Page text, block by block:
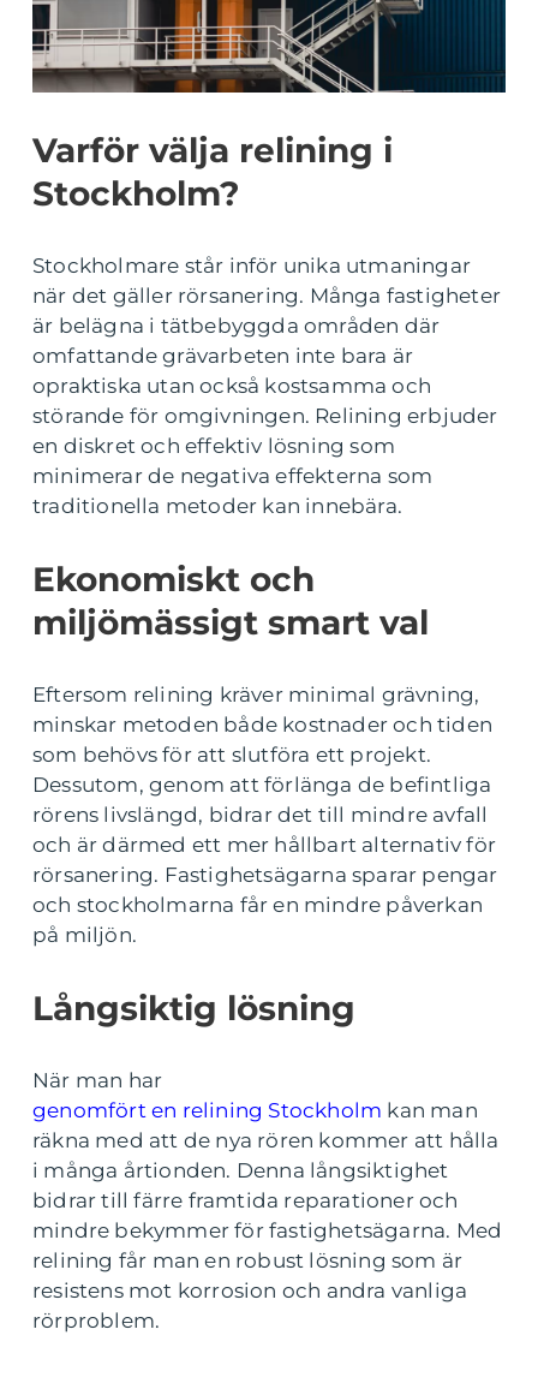
Varför välja relining i
Stockholm?
Stockholmare står inför unika utmaningar
när det gäller rörsanering. Många fastigheter
är belägna i tätbebyggda områden där
omfattande grävarbeten inte bara är
opraktiska utan också kostsamma och
störande för omgivningen. Relining erbjuder
en diskret och effektiv lösning som
minimerar de negativa effekterna som
traditionella metoder kan innebära.
Ekonomiskt och
miljömässigt smart val
Eftersom relining kräver minimal grävning,
minskar metoden både kostnader och tiden
som behövs för att slutföra ett projekt.
Dessutom, genom att förlänga de befintliga
rörens livslängd, bidrar det till mindre avfall
och är därmed ett mer hållbart alternativ för
rörsanering. Fastighetsägarna sparar pengar
och stockholmarna får en mindre påverkan
på miljön.
Långsiktig lösning
När man har
genomfört en relining Stockholm kan man
räkna med att de nya rören kommer att hålla
i många årtionden. Denna långsiktighet
bidrar till färre framtida reparationer och
mindre bekymmer för fastighetsägarna. Med
relining får man en robust lösning som är
resistens mot korrosion och andra vanliga
rörproblem.